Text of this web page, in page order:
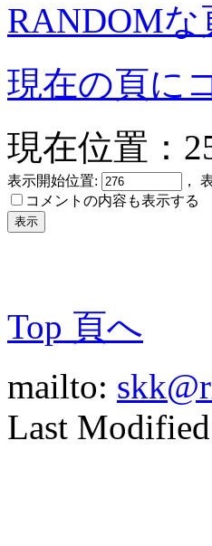
RANDOMな
現在の頁に
現在位置：
表示開始位置:
，
コメントの内容も表示する
Top 頁へ
mailto:
Last